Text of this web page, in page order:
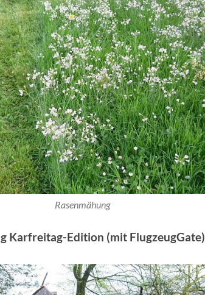
Rasenmähung
Karfreitag-Edition (mit FlugzeugGate)